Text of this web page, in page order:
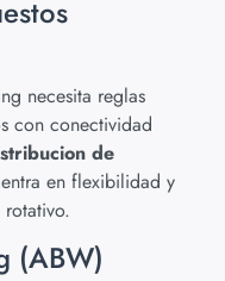
necesita reglas
con conectividad
de
en flexibilidad y
(ABW)